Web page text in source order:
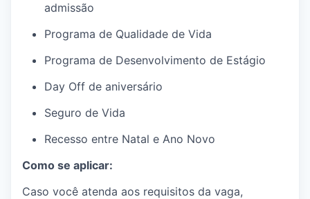
admissão
Programa de Qualidade de Vida
Programa de Desenvolvimento de Estágio
Day Off de aniversário
Seguro de Vida
Recesso entre Natal e Ano Novo
Como se aplicar:
Caso você atenda aos requisitos da vaga,